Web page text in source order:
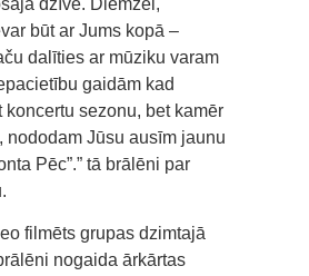
dzīvē. Diemžēl,
būt ar Jums kopā –
dalīties ar mūziku varam
gaidām kad
koncertu sezonu, bet kamēr
nododam Jūsu ausīm jaunu
Pēc”.” tā brālēni par
filmēts grupas dzimtajā
nogaida ārkārtas